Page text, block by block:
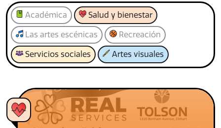
Académica Salud y bienestar
Las artes escénicas Recreación
Servicios sociales Artes visuales